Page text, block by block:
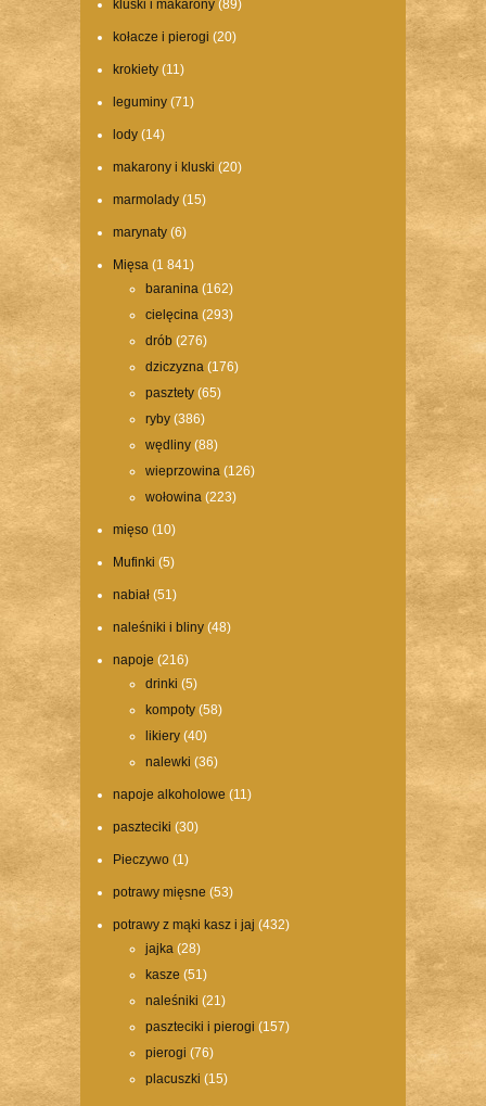
kluski i makarony (89)
kołacze i pierogi (20)
krokiety (11)
leguminy (71)
lody (14)
makarony i kluski (20)
marmolady (15)
marynaty (6)
Mięsa (1 841)
baranina (162)
cielęcina (293)
drób (276)
dziczyzna (176)
pasztety (65)
ryby (386)
wędliny (88)
wieprzowina (126)
wołowina (223)
mięso (10)
Mufinki (5)
nabiał (51)
naleśniki i bliny (48)
napoje (216)
drinki (5)
kompoty (58)
likiery (40)
nalewki (36)
napoje alkoholowe (11)
paszteciki (30)
Pieczywo (1)
potrawy mięsne (53)
potrawy z mąki kasz i jaj (432)
jajka (28)
kasze (51)
naleśniki (21)
paszteciki i pierogi (157)
pierogi (76)
placuszki (15)